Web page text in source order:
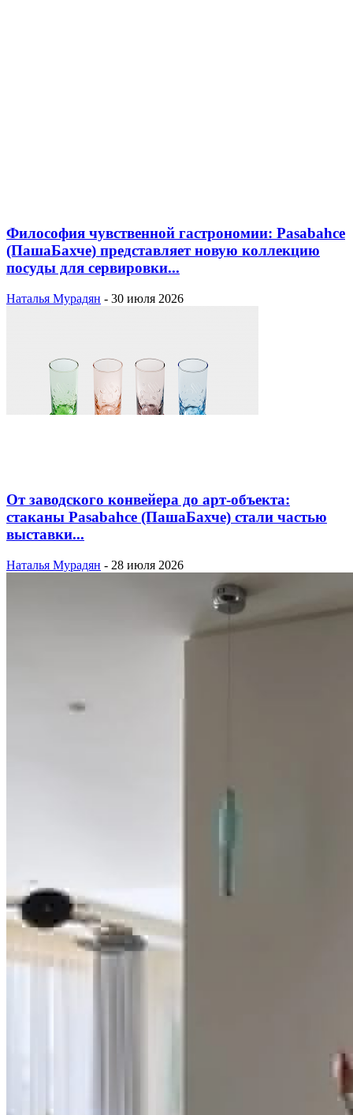
Философия чувственной гастрономии: Pasabahce
(ПашаБахче) представляет новую коллекцию
посуды для сервировки...
Наталья Мурадян - 30 июля 2026
От заводского конвейера до арт-объекта:
стаканы Pasabahce (ПашаБахче) стали частью
выставки...
Наталья Мурадян - 28 июля 2026